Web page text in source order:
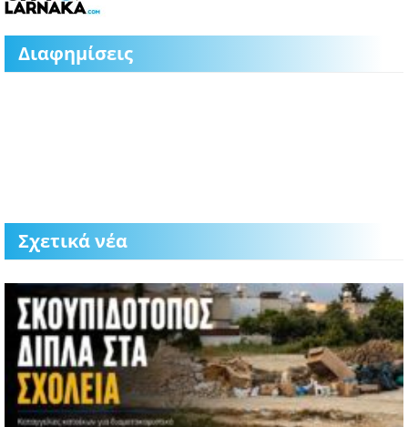
Διαφημίσεις
Σχετικά νέα